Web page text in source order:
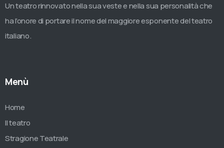
Un teatro rinnovato nella sua veste e nella sua personalità che
ha l’onore di portare il nome del maggiore esponente del teatro
italiano.
Menù
Home
Il teatro
Stragione Teatrale